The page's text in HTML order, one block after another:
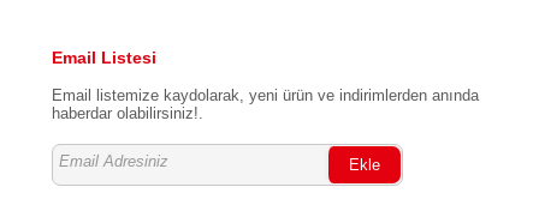
Email Listesi
Email listemize kaydolarak, yeni ürün ve indirimlerden anında
haberdar olabilirsiniz!.
Ekle